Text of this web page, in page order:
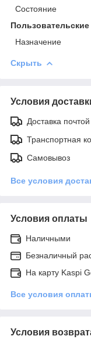
Состояние
Пользовательские
Назначение
Скрыть
Условия
Доставка почтой
Транспортная
Самовывоз
Все условия
Условия оплаты
Наличными
Безналичный
На карту Kaspi
Все условия
Условия